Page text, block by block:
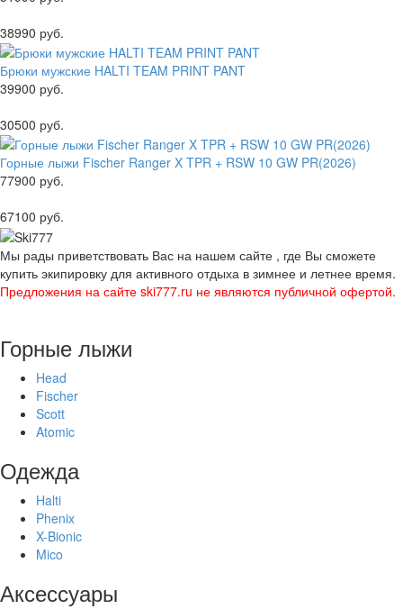
38990 руб.
Брюки мужские HALTI TEAM PRINT PANT
39900 руб.
30500 руб.
Горные лыжи Fischer Ranger X TPR + RSW 10 GW PR(2026)
77900 руб.
67100 руб.
Мы рады приветствовать Вас на нашем сайте , где Вы сможете
купить экипировку для активного отдыха в зимнее и летнее время.
Предложения на сайте ski777.ru не являются публичной офертой.
Горные лыжи
Head
Fischer
Scott
Atomic
Одежда
Halti
Phenix
X-Bionic
Mico
Аксессуары